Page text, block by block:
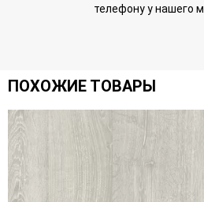
телефону у нашего
ПОХОЖИЕ ТОВАРЫ